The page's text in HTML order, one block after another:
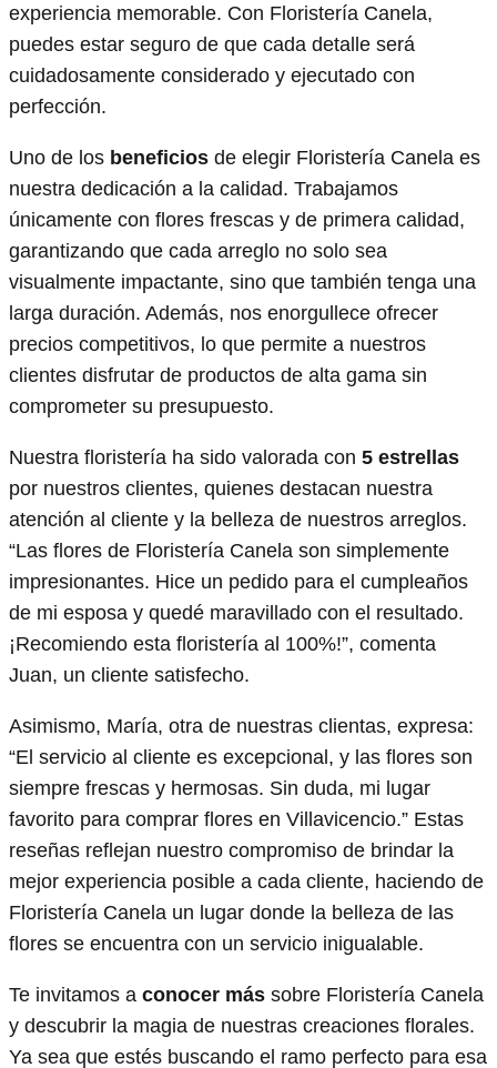
experiencia memorable. Con Floristería Canela,
puedes estar seguro de que cada detalle será
cuidadosamente considerado y ejecutado con
perfección.
Uno de los beneficios de elegir Floristería Canela es
nuestra dedicación a la calidad. Trabajamos
únicamente con flores frescas y de primera calidad,
garantizando que cada arreglo no solo sea
visualmente impactante, sino que también tenga una
larga duración. Además, nos enorgullece ofrecer
precios competitivos, lo que permite a nuestros
clientes disfrutar de productos de alta gama sin
comprometer su presupuesto.
Nuestra floristería ha sido valorada con 5 estrellas
por nuestros clientes, quienes destacan nuestra
atención al cliente y la belleza de nuestros arreglos.
“Las flores de Floristería Canela son simplemente
impresionantes. Hice un pedido para el cumpleaños
de mi esposa y quedé maravillado con el resultado.
¡Recomiendo esta floristería al 100%!”, comenta
Juan, un cliente satisfecho.
Asimismo, María, otra de nuestras clientas, expresa:
“El servicio al cliente es excepcional, y las flores son
siempre frescas y hermosas. Sin duda, mi lugar
favorito para comprar flores en Villavicencio.” Estas
reseñas reflejan nuestro compromiso de brindar la
mejor experiencia posible a cada cliente, haciendo de
Floristería Canela un lugar donde la belleza de las
flores se encuentra con un servicio inigualable.
Te invitamos a conocer más sobre Floristería Canela
y descubrir la magia de nuestras creaciones florales.
Ya sea que estés buscando el ramo perfecto para esa